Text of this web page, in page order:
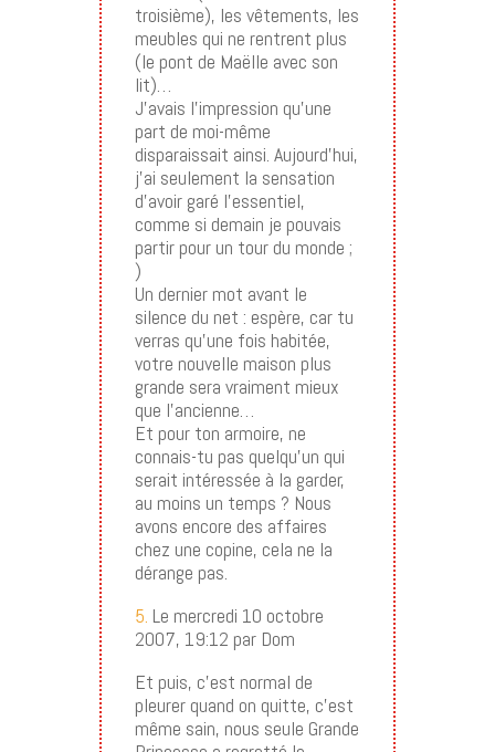
troisième), les vêtements, les
meubles qui ne rentrent plus
(le pont de Maëlle avec son
lit)…
J’avais l’impression qu’une
part de moi-même
disparaissait ainsi. Aujourd’hui,
j’ai seulement la sensation
d’avoir garé l’essentiel,
comme si demain je pouvais
partir pour un tour du monde ;
)
Un dernier mot avant le
silence du net : espère, car tu
verras qu’une fois habitée,
votre nouvelle maison plus
grande sera vraiment mieux
que l’ancienne…
Et pour ton armoire, ne
connais-tu pas quelqu’un qui
serait intéressée à la garder,
au moins un temps ? Nous
avons encore des affaires
chez une copine, cela ne la
dérange pas.
5. Le mercredi 10 octobre
2007, 19:12 par Dom
Et puis, c’est normal de
pleurer quand on quitte, c’est
même sain, nous seule Grande